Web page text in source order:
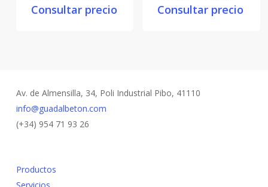
Consultar precio
Consultar precio
Av. de Almensilla, 34, Poli Industrial Pibo, 41110
info@guadalbeton.com
(+34) 954 71 93 26
Productos